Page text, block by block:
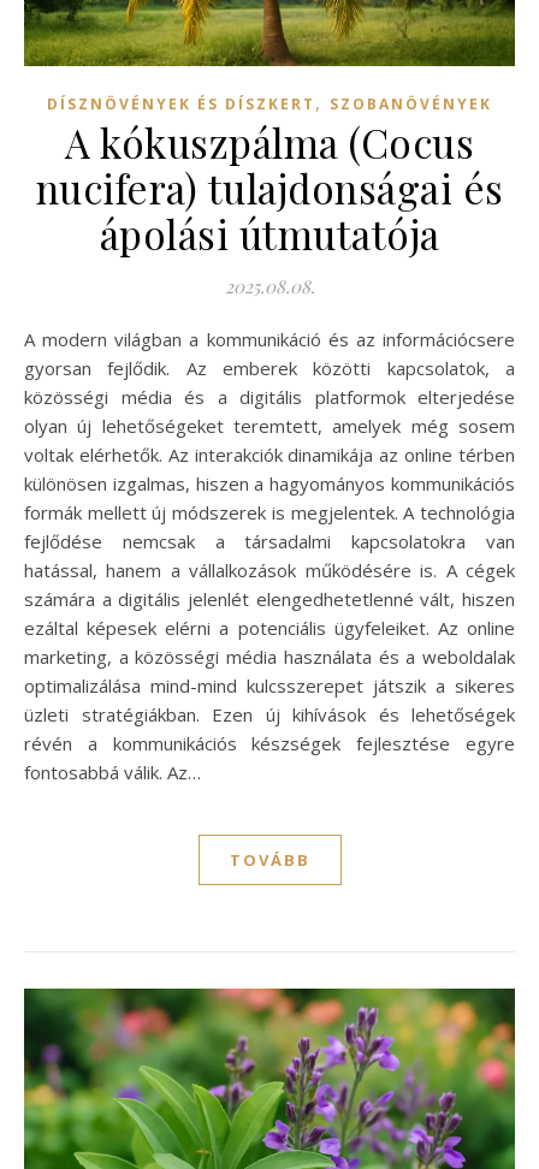
DÍSZNÖVÉNYEK ÉS DÍSZKERT , SZOBANÖVÉNYEK
A kókuszpálma (Cocus
nucifera) tulajdonságai és
ápolási útmutatója
2025.08.08.
A modern világban a kommunikáció és az információcsere
gyorsan fejlődik. Az emberek közötti kapcsolatok, a
közösségi média és a digitális platformok elterjedése
olyan új lehetőségeket teremtett, amelyek még sosem
voltak elérhetők. Az interakciók dinamikája az online térben
különösen izgalmas, hiszen a hagyományos kommunikációs
formák mellett új módszerek is megjelentek. A technológia
fejlődése nemcsak a társadalmi kapcsolatokra van
hatással, hanem a vállalkozások működésére is. A cégek
számára a digitális jelenlét elengedhetetlenné vált, hiszen
ezáltal képesek elérni a potenciális ügyfeleiket. Az online
marketing, a közösségi média használata és a weboldalak
optimalizálása mind-mind kulcsszerepet játszik a sikeres
üzleti stratégiákban. Ezen új kihívások és lehetőségek
révén a kommunikációs készségek fejlesztése egyre
fontosabbá válik. Az…
TOVÁBB